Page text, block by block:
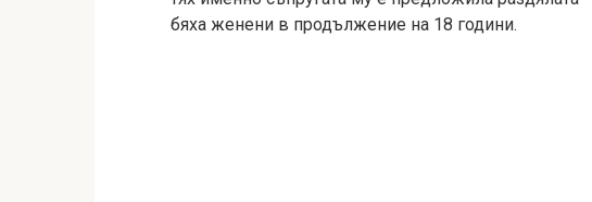
бяха женени в продължение на 18 години.